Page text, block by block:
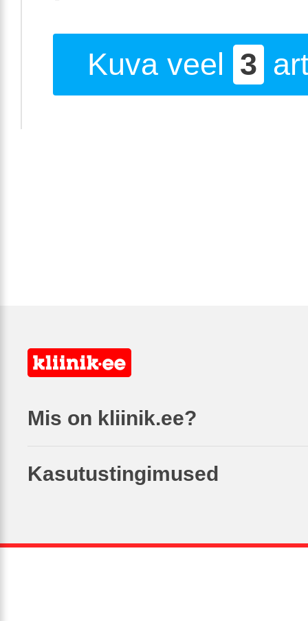
Kuva veel 3
Mis on kliinik.ee?
Kasutustingimused